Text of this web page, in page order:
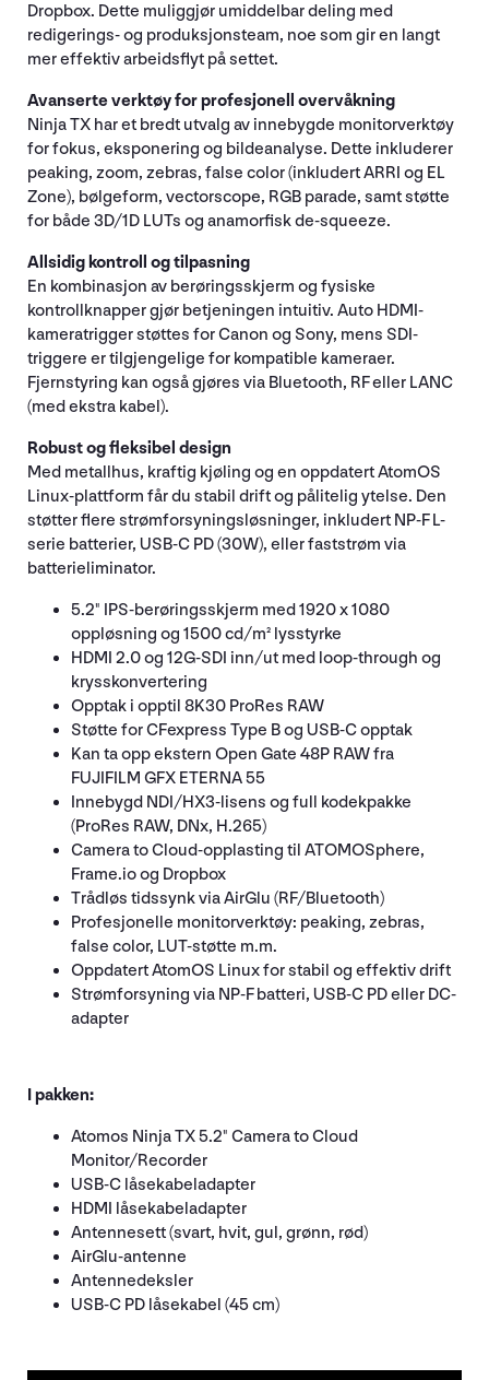
Dropbox. Dette muliggjør umiddelbar deling med
redigerings- og produksjonsteam, noe som gir en langt
mer effektiv arbeidsflyt på settet.
Avanserte verktøy for profesjonell overvåkning
Ninja TX har et bredt utvalg av innebygde monitorverktøy
for fokus, eksponering og bildeanalyse. Dette inkluderer
peaking, zoom, zebras, false color (inkludert ARRI og EL
Zone), bølgeform, vectorscope, RGB parade, samt støtte
for både 3D/1D LUTs og anamorfisk de-squeeze.
Allsidig kontroll og tilpasning
En kombinasjon av berøringsskjerm og fysiske
kontrollknapper gjør betjeningen intuitiv. Auto HDMI-
kameratrigger støttes for Canon og Sony, mens SDI-
triggere er tilgjengelige for kompatible kameraer.
Fjernstyring kan også gjøres via Bluetooth, RF eller LANC
(med ekstra kabel).
Robust og fleksibel design
Med metallhus, kraftig kjøling og en oppdatert AtomOS
Linux-plattform får du stabil drift og pålitelig ytelse. Den
støtter flere strømforsyningsløsninger, inkludert NP-F L-
serie batterier, USB-C PD (30W), eller faststrøm via
batterieliminator.
5.2" IPS-berøringsskjerm med 1920 x 1080
oppløsning og 1500 cd/m² lysstyrke
HDMI 2.0 og 12G-SDI inn/ut med loop-through og
krysskonvertering
Opptak i opptil 8K30 ProRes RAW
Støtte for CFexpress Type B og USB-C opptak
Kan ta opp ekstern Open Gate 48P RAW fra
FUJIFILM GFX ETERNA 55
Innebygd NDI/HX3-lisens og full kodekpakke
(ProRes RAW, DNx, H.265)
Camera to Cloud-opplasting til ATOMOSphere,
Frame.io og Dropbox
Trådløs tidssynk via AirGlu (RF/Bluetooth)
Profesjonelle monitorverktøy: peaking, zebras,
false color, LUT-støtte m.m.
Oppdatert AtomOS Linux for stabil og effektiv drift
Strømforsyning via NP-F batteri, USB-C PD eller DC-
adapter
I pakken:
Atomos Ninja TX 5.2" Camera to Cloud
Monitor/Recorder
USB-C låsekabeladapter
HDMI låsekabeladapter
Antennesett (svart, hvit, gul, grønn, rød)
AirGlu-antenne
Antennedeksler
USB-C PD låsekabel (45 cm)